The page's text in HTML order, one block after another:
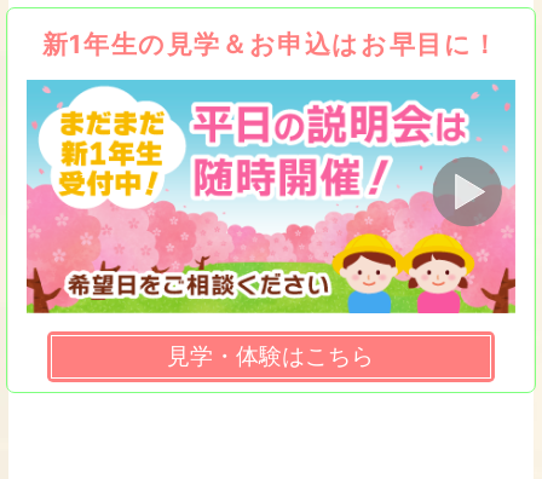
新1年生の見学＆お申込はお早目に！
見学・体験はこちら